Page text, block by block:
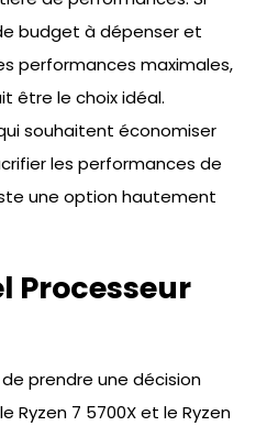
budget à dépenser et
performances maximales,
être le choix idéal.
souhaitent économiser
les performances de
une option hautement
Processeur
prendre une décision
Ryzen 7 5700X et le Ryzen